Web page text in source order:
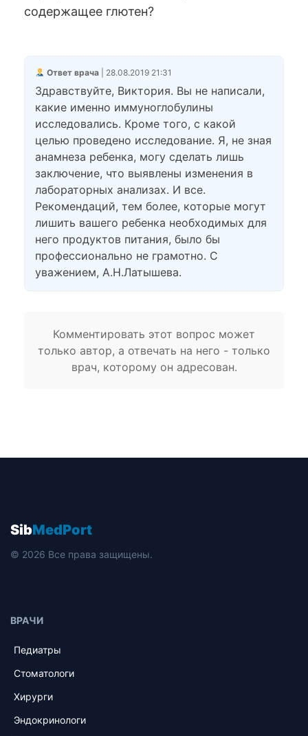
содержащее глютен?
Ответ врача| 28.08.2019 21:31
Здравствуйте, Виктория. Вы не написали,
какие именно иммуноглобулины
исследовались. Кроме того, с какой
целью проведено исследование. Я, не зная
анамнеза ребенка, могу сделать лишь
заключение, что выявлены изменения в
лабораторных анализах. И все.
Рекомендаций, тем более, которые могут
лишить вашего ребенка необходимых для
него продуктов питания, было бы
профессионально не грамотно. С
уважением, А.Н.Латышева.
Комментировать этот вопрос может
только автор, а отвечать на него - только
врач, которому он адресован.
SibMedPort
© 2026 Все права защищены.
ВРАЧИ
Педиатры
Стоматологи
Хирурги
Эндокринологи